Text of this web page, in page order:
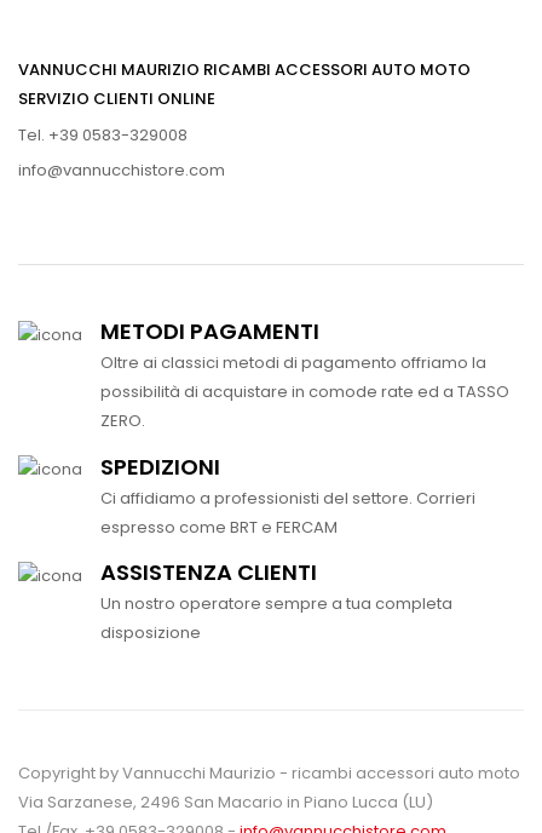
VANNUCCHI MAURIZIO RICAMBI ACCESSORI AUTO MOTO
SERVIZIO CLIENTI ONLINE
Tel. +39 0583-329008
info@vannucchistore.com
METODI PAGAMENTI
Oltre ai classici metodi di pagamento offriamo la
possibilità di acquistare in comode rate ed a TASSO
ZERO.
SPEDIZIONI
Ci affidiamo a professionisti del settore. Corrieri
espresso come BRT e FERCAM
ASSISTENZA CLIENTI
Un nostro operatore sempre a tua completa
disposizione
Copyright by Vannucchi Maurizio - ricambi accessori auto moto
Via Sarzanese, 2496 San Macario in Piano Lucca (LU)